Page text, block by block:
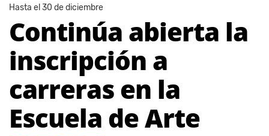
Hasta el 30 de diciembre
Continúa abierta la
inscripción a
carreras en la
Escuela de Arte